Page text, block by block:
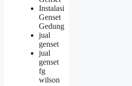
Instalasi
Genset
Gedung
jual
genset
jual
genset
fg
wilson